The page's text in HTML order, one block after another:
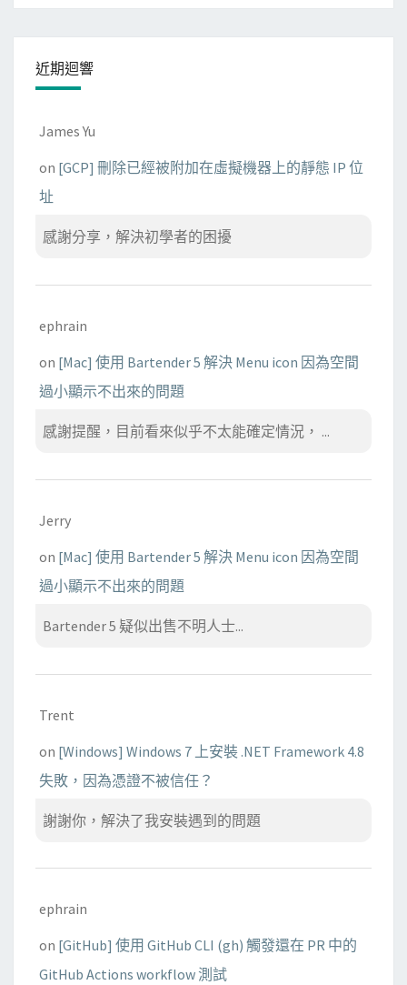
近期迴響
James Yu
on [GCP] 刪除已經被附加在虛擬機器上的靜態 IP 位
址
感謝分享，解決初學者的困擾
ephrain
on [Mac] 使用 Bartender 5 解決 Menu icon 因為空間
過小顯示不出來的問題
感謝提醒，目前看來似乎不太能確定情況， ...
Jerry
on [Mac] 使用 Bartender 5 解決 Menu icon 因為空間
過小顯示不出來的問題
Bartender 5 疑似出售不明人士...
Trent
on [Windows] Windows 7 上安裝 .NET Framework 4.8
失敗，因為憑證不被信任？
謝謝你，解決了我安裝遇到的問題
ephrain
on [GitHub] 使用 GitHub CLI (gh) 觸發還在 PR 中的
GitHub Actions workflow 測試